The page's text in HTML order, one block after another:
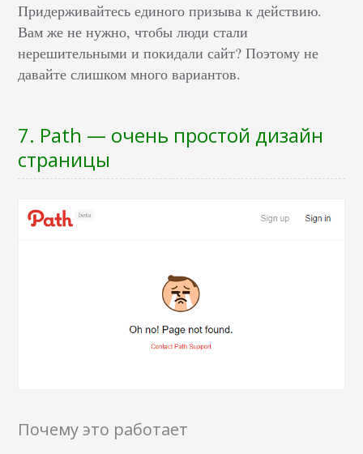
Придерживайтесь единого призыва к действию.
Вам же не нужно, чтобы люди стали
нерешительными и покидали сайт? Поэтому не
давайте слишком много вариантов.
7. Path — очень простой дизайн
страницы
Почему это работает